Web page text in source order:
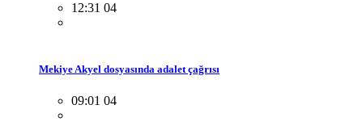
12:31 04
Mekiye Akyel dosyasında adalet çağrısı
09:01 04